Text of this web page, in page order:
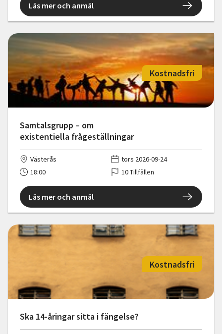
Läs mer och anmäl
Samtalsgrupp – om
existentiella frågeställningar
Kostnadsfri
Västerås
tors 2026-09-24
18:00
10 Tillfällen
Läs mer och anmäl
Ska 14-åringar sitta i fängelse?
Kostnadsfri